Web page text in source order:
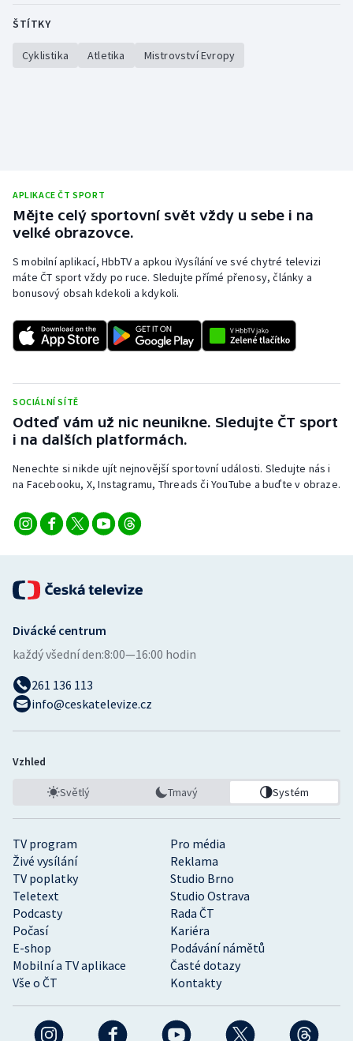
Triatlon
Veslování
ŠTÍTKY
Cyklistika Atletika Mistrovství Evropy
APLIKACE ČT SPORT
Mějte celý sportovní svět vždy u sebe i na
velké obrazovce.
S mobilní aplikací, HbbTV a apkou iVysílání ve své chytré televizi
máte ČT sport vždy po ruce. Sledujte přímé přenosy, články a
bonusový obsah kdekoli a kdykoli.
SOCIÁLNÍ SÍTĚ
Odteď vám už nic neunikne. Sledujte ČT sport
i na dalších platformách.
Nenechte si nikde ujít nejnovější sportovní události. Sledujte nás i
na Facebooku, X, Instagramu, Threads či YouTube a buďte v obraze.
TV program
Pro média
Živé vysílání
Reklama
TV poplatky
Studio Brno
Teletext
Studio Ostrava
Podcasty
Rada ČT
Počasí
Kariéra
E-shop
Podávání námětů
Mobilní a TV aplikace
Časté dotazy
Vše o ČT
Kontakty
Divácké centrum
každý všední den:8:00—16:00 hodin
261 136 113
info@ceskatelevize.cz
Vzhled
Světlý Tmavý Systém